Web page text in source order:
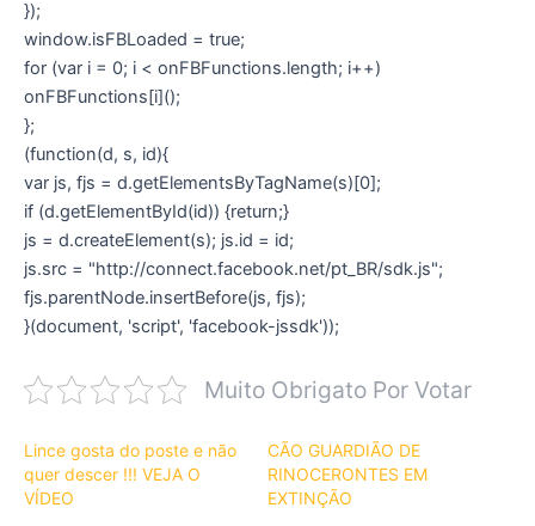
});
window.isFBLoaded = true;
for (var i = 0; i < onFBFunctions.length; i++)
onFBFunctions[i]();
};
(function(d, s, id){
var js, fjs = d.getElementsByTagName(s)[0];
if (d.getElementById(id)) {return;}
js = d.createElement(s); js.id = id;
js.src = "http://connect.facebook.net/pt_BR/sdk.js";
fjs.parentNode.insertBefore(js, fjs);
}(document, 'script', 'facebook-jssdk'));
Muito Obrigato Por Votar
Lince gosta do poste e não
quer descer !!! VEJA O
VÍDEO
CÃO GUARDIÃO DE
RINOCERONTES EM
EXTINÇÃO